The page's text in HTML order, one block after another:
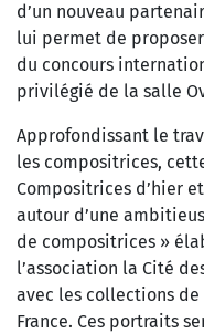
d’un nouveau
lui permet de
du concours
privilégié de la salle
Approfondissant le
les compositrices,
Compositrices d’hier
autour d’une
de compositrices »
l’association la Cité
avec les collections
France. Ces portraits